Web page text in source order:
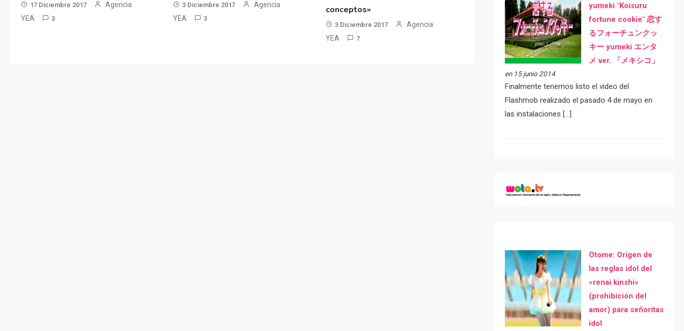
17 Diciembre 2017
Agencia
YEA
3
3 Diciembre 2017
Agencia
YEA
3
conceptos»
3 Diciembre 2017
Agencia
YEA
7
yumeki "Koisuru
fortune cookie" 恋す
るフォーチュンクッ
キー yumeki エンタ
メ ver. 「メキシコ」
en 15 junio 2014
Finalmente tenemos listo el video del
Flashmob realizado el pasado 4 de mayo en
las instalaciones […]
Otome: Orígen de
las reglas idol del
«renai kinshi»
(prohibición del
amor) para señoritas
idol